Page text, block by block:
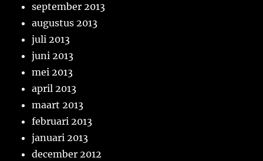
september 2013
augustus 2013
juli 2013
juni 2013
mei 2013
april 2013
maart 2013
februari 2013
januari 2013
december 2012